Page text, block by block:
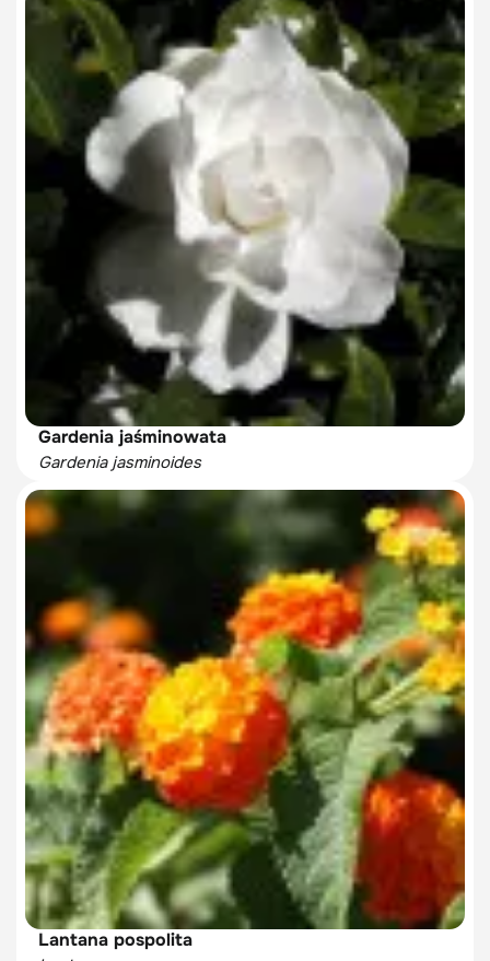
Gardenia jaśminowata
Gardenia jasminoides
Lantana pospolita